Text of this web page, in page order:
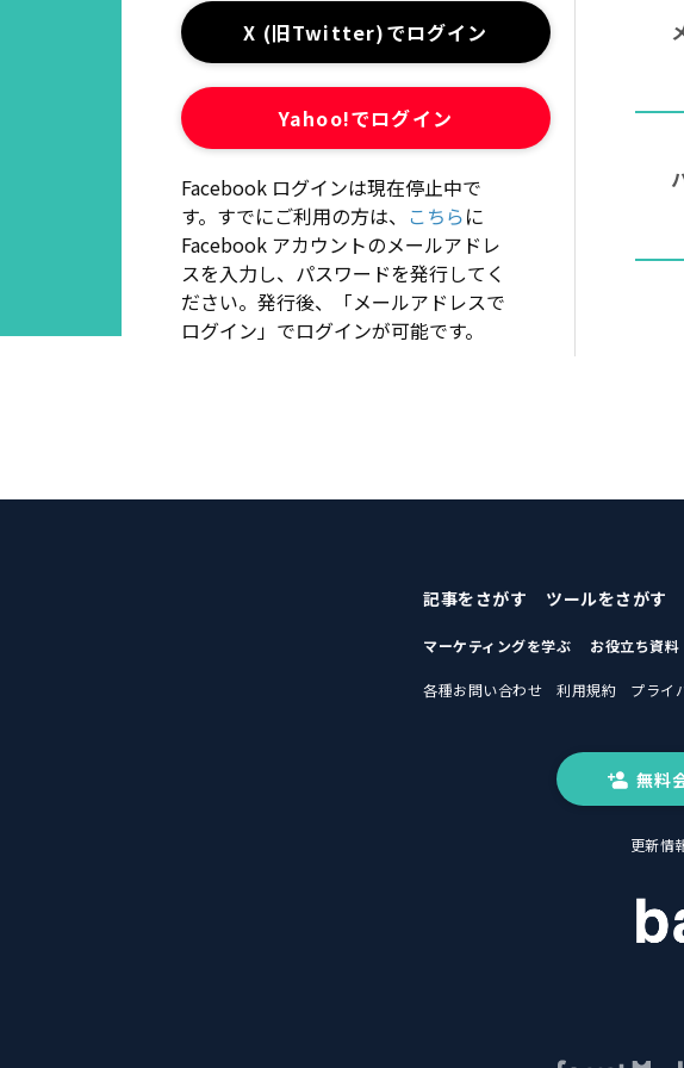
X (旧Twitter)でログイン
Yahoo!でログイン
Facebook ログインは現在停止中で
す。すでにご利用の方は、 こちらに
Facebook アカウントのメールアドレ
スを入力し、パスワードを発行してく
ださい。発行後、「メールアドレスで
ログイン」でログインが可能です。
記事をさがす ツールをさがす
マーケティングを学ぶ お役立ち資料
各種お問い合わせ 利用規約 プライ
無料
更新情